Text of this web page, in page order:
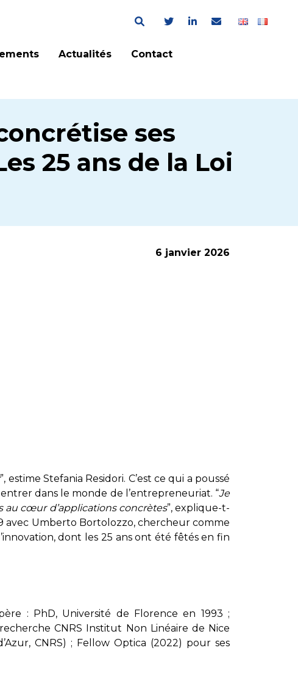
Actualités Contact
ses
25 ans de la Loi
6 janvier 2026
”, estime Stefania Residori. C’est ce qui a poussé
dans le monde de l’entrepreneuriat. “Je
au cœur d’applications concrètes”, explique-t-
avec Umberto Bortolozzo, chercheur comme
dont les 25 ans ont été fêtés en fin
: PhD, Université de Florence en 1993 ;
CNRS Institut Non Linéaire de Nice
CNRS) ; Fellow Optica (2022) pour ses